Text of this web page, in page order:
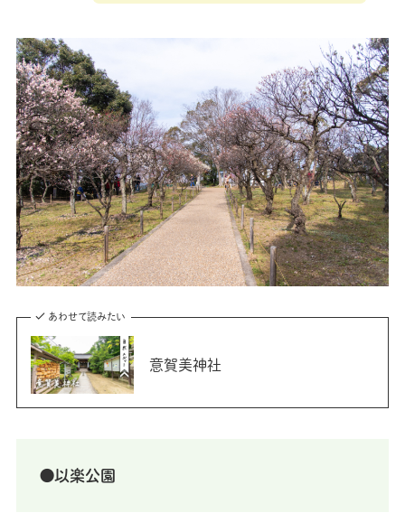
あわせて読みたい
意賀美神社
⚫以楽公園